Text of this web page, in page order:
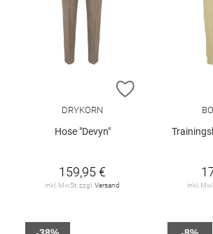
ZUR
DRYKORN
Hose "Devyn"
159,95 €
inkl. MwSt. zzgl. Versand inkl.